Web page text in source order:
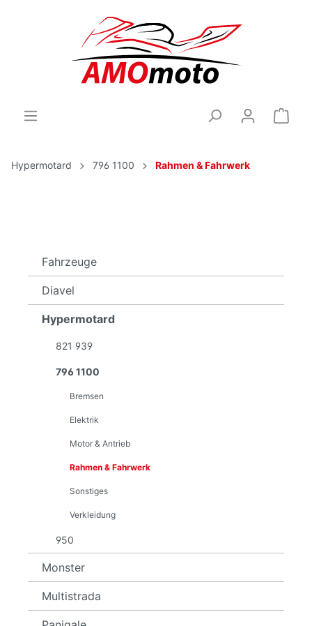
Hypermotard 796 1100 Rahmen & Fahrwerk
Fahrzeuge
Diavel
Hypermotard
821 939
796 1100
Bremsen
Elektrik
Motor & Antrieb
Rahmen & Fahrwerk
Sonstiges
Verkleidung
950
Monster
Multistrada